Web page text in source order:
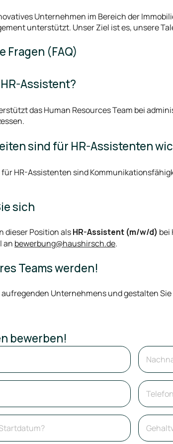
Unternehmen im Bereich der
unterstützt. Unser Ziel ist es, unsere
Fragen (FAQ)
Assistent?
das Human Resources Team bei
sind für HR-Assistenten
HR-Assistenten sind
sich
dieser Position alsHR-Assistent (m/w/d) bei
an bewerbung@haushirsch.de.
Teams werden!
aufregenden Unternehmens und gestalten
bewerben!